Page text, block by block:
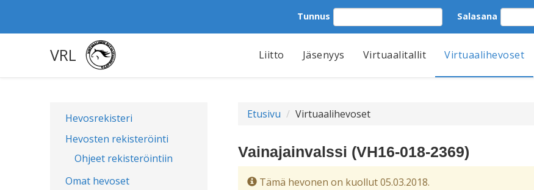
Tunnus Salasana
VRL Liitto Jäsenyys Virtuaalitallit Virtuaalihevoset
Hevosrekisteri
Hevosten rekisteröinti
Ohjeet rekisteröintiin
Omat hevoset
Etusivu Virtuaalihevoset
Vainajainvalssi (VH16-018-2369)
Tämä hevonen on kuollut 05.03.2018.